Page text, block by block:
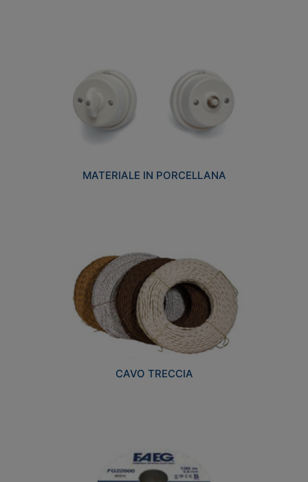
MATERIALE IN PORCELLANA
CAVO TRECCIA